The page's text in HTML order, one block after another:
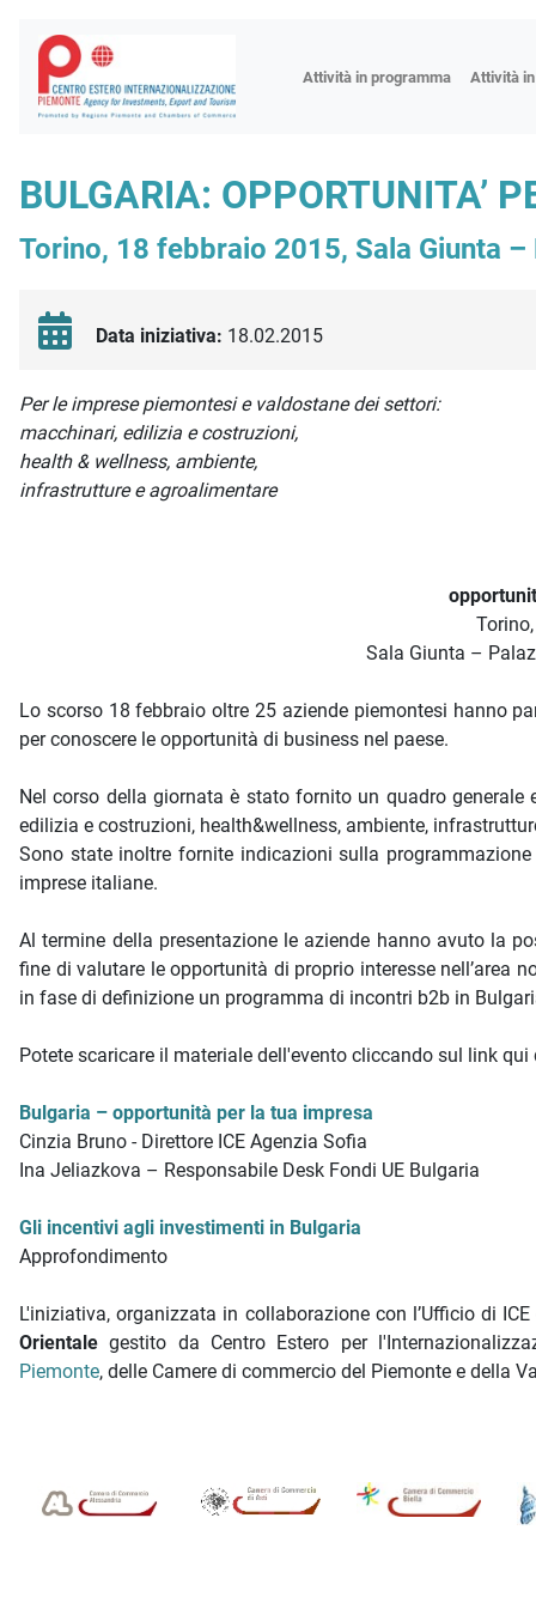
Attività in programma Attività
Fiere
Incontri
Focus
BULGARIA: OPPORTUNITA’
Torino, 18 febbraio 2015, Sala Giunta
Data iniziativa: 18.02.2015
Descrizione iniziativa
Per le imprese piemontesi e valdostane dei settori:
macchinari, edilizia e costruzioni,
health & wellness, ambiente,
infrastrutture e agroalimentare
Sala Giunta –
Lo scorso 18 febbraio oltre 25 aziende piemontesi hanno
per conoscere le opportunità di business nel paese.
Nel corso della giornata è stato fornito un quadro
edilizia e costruzioni, health&wellness, ambiente,
Sono state inoltre fornite indicazioni sulla
imprese italiane.
Al termine della presentazione le aziende hanno avuto la
fine di valutare le opportunità di proprio interesse nell’area
in fase di definizione un programma di incontri b2b in
Potete scaricare il materiale dell'evento cliccando sul link qui
Bulgaria – opportunità per la tua impresa
Cinzia Bruno - Direttore ICE Agenzia Sofia
Ina Jeliazkova – Responsabile Desk Fondi UE Bulgaria
Gli incentivi agli investimenti in Bulgaria
Approfondimento
L'iniziativa, organizzata in collaborazione con l’Ufficio di
Orientale gestito da Centro Estero per
Piemonte, delle Camere di commercio del Piemonte e della